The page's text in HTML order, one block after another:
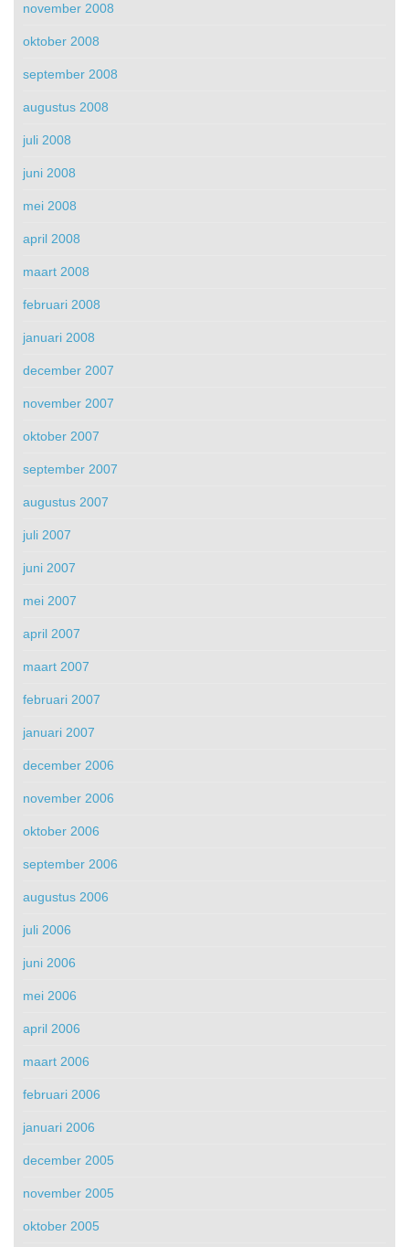
november 2008
oktober 2008
september 2008
augustus 2008
juli 2008
juni 2008
mei 2008
april 2008
maart 2008
februari 2008
januari 2008
december 2007
november 2007
oktober 2007
september 2007
augustus 2007
juli 2007
juni 2007
mei 2007
april 2007
maart 2007
februari 2007
januari 2007
december 2006
november 2006
oktober 2006
september 2006
augustus 2006
juli 2006
juni 2006
mei 2006
april 2006
maart 2006
februari 2006
januari 2006
december 2005
november 2005
oktober 2005